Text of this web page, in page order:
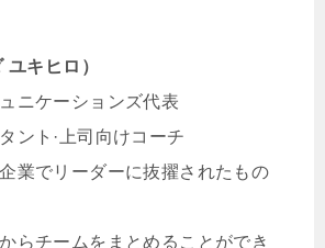
キヒロ）
ニケーションズ代表
ント·上司向けコーチ
業でリーダーに抜擢されたもの
らチームをまとめることができ